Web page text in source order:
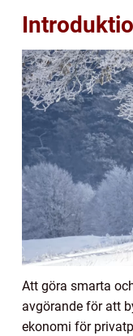
Att göra smarta
avgörande för att
ekonomi för